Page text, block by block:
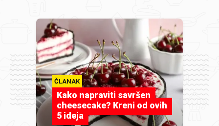
ČLANAK
Kako napraviti savršen
cheesecake? Kreni od ovih
5 ideja